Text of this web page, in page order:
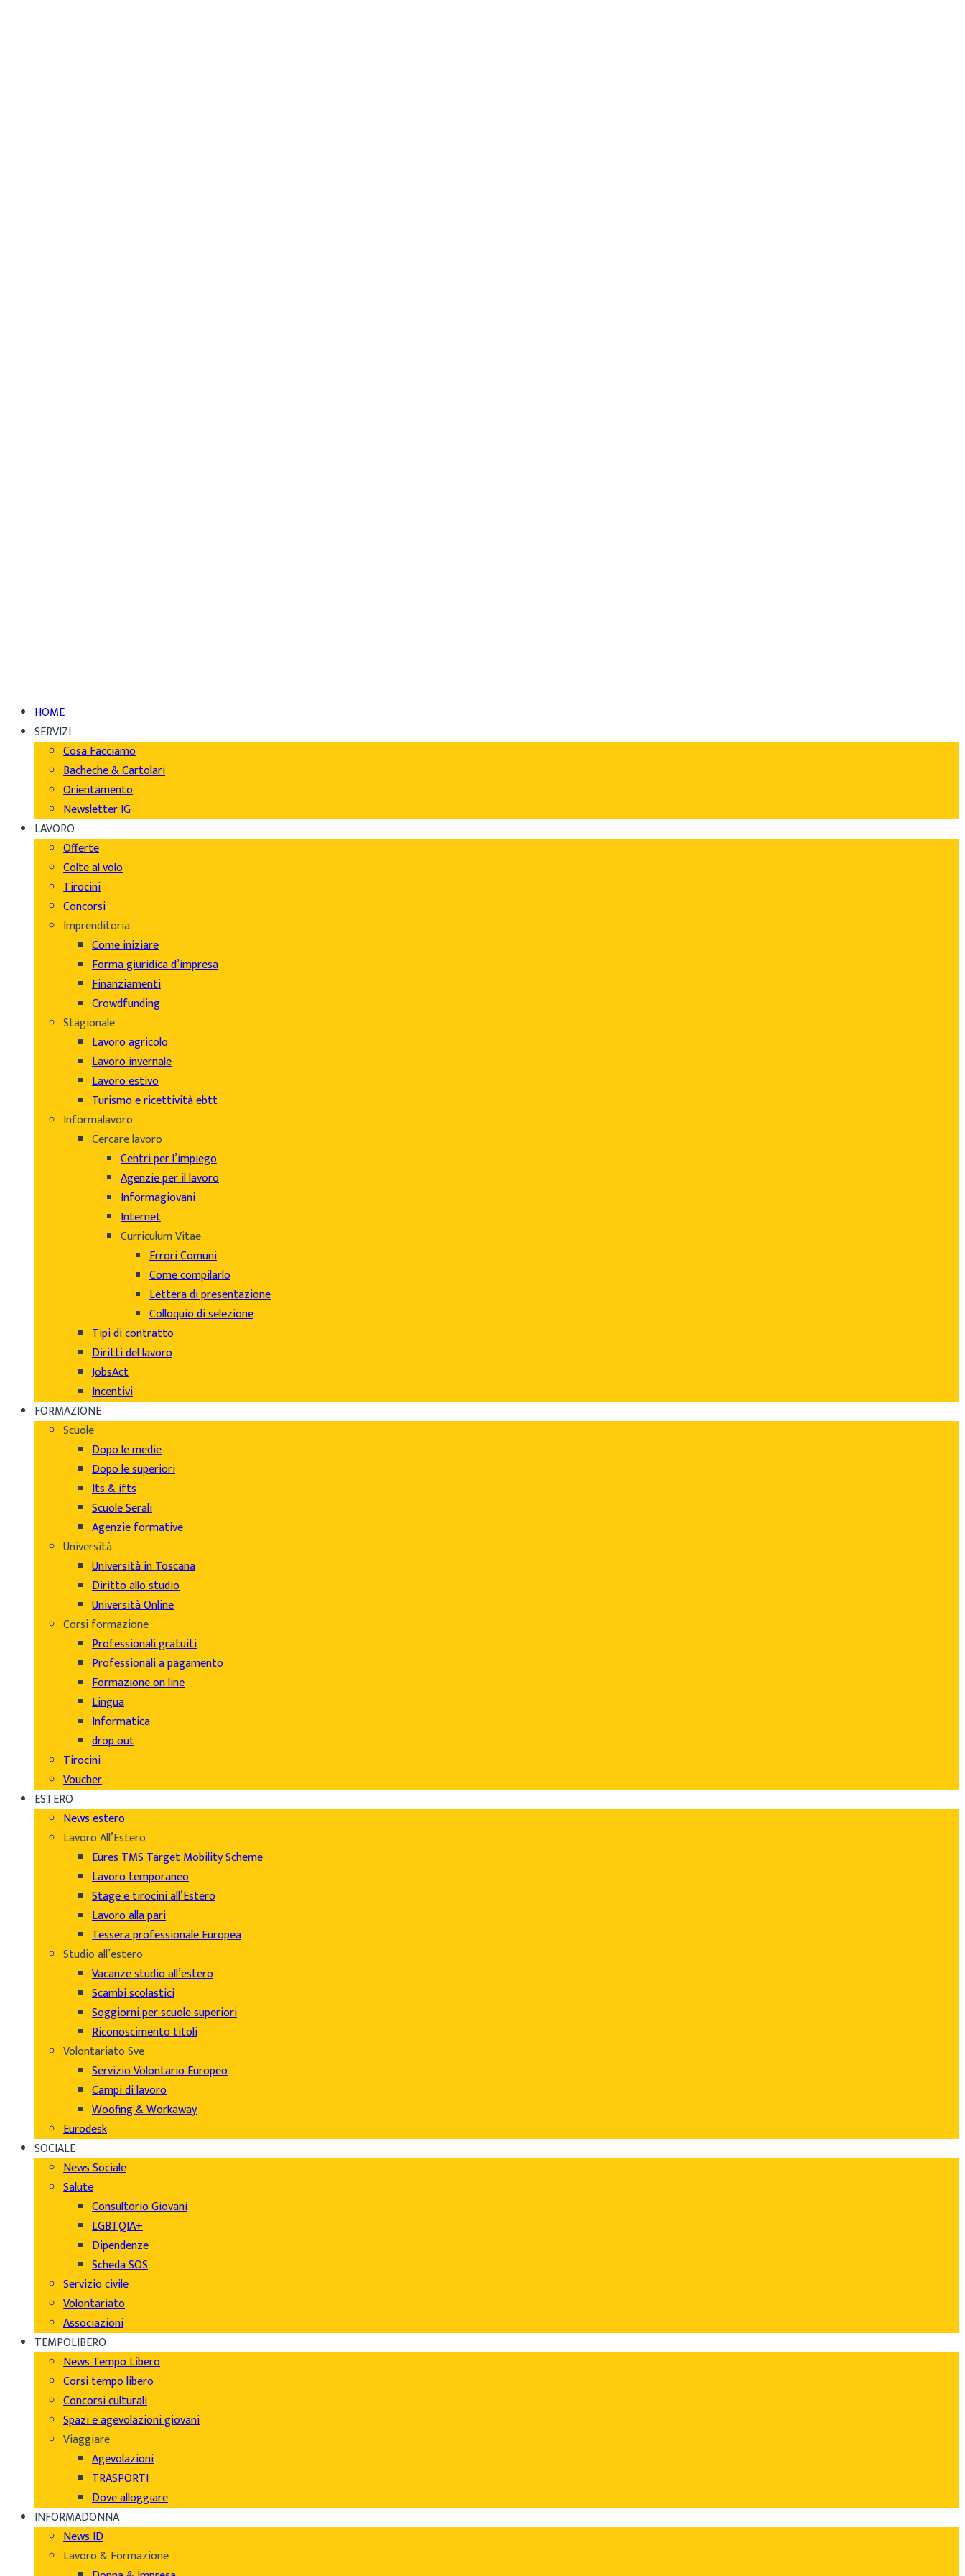
HOME
SERVIZI
Cosa Facciamo
Bacheche & Cartolari
Orientamento
Newsletter IG
LAVORO
Offerte
Colte al volo
Tirocini
Concorsi
Imprenditoria
Come iniziare
Forma giuridica d’impresa
Finanziamenti
Crowdfunding
Stagionale
Lavoro agricolo
Lavoro invernale
Lavoro estivo
Turismo e ricettività ebtt
Informalavoro
Cercare lavoro
Centri per l’impiego
Agenzie per il lavoro
Informagiovani
Internet
Curriculum Vitae
Errori Comuni
Come compilarlo
Lettera di presentazione
Colloquio di selezione
Tipi di contratto
Diritti del lavoro
JobsAct
Incentivi
FORMAZIONE
Scuole
Dopo le medie
Dopo le superiori
Its & ifts
Scuole Serali
Agenzie formative
Università
Università in Toscana
Diritto allo studio
Università Online
Corsi formazione
Professionali gratuiti
Professionali a pagamento
Formazione on line
Lingua
Informatica
drop out
Tirocini
Voucher
ESTERO
News estero
Lavoro All’Estero
Eures TMS Target Mobility Scheme
Lavoro temporaneo
Stage e tirocini all’Estero
Lavoro alla pari
Tessera professionale Europea
Studio all’estero
Vacanze studio all’estero
Scambi scolastici
Soggiorni per scuole superiori
Riconoscimento titoli
Volontariato Sve
Servizio Volontario Europeo
Campi di lavoro
Woofing & Workaway
Eurodesk
SOCIALE
News Sociale
Salute
Consultorio Giovani
LGBTQIA+
Dipendenze
Scheda SOS
Servizio civile
Volontariato
Associazioni
TEMPOLIBERO
News Tempo Libero
Corsi tempo libero
Concorsi culturali
Spazi e agevolazioni giovani
Viaggiare
Agevolazioni
TRASPORTI
Dove alloggiare
INFORMADONNA
News ID
Lavoro & Formazione